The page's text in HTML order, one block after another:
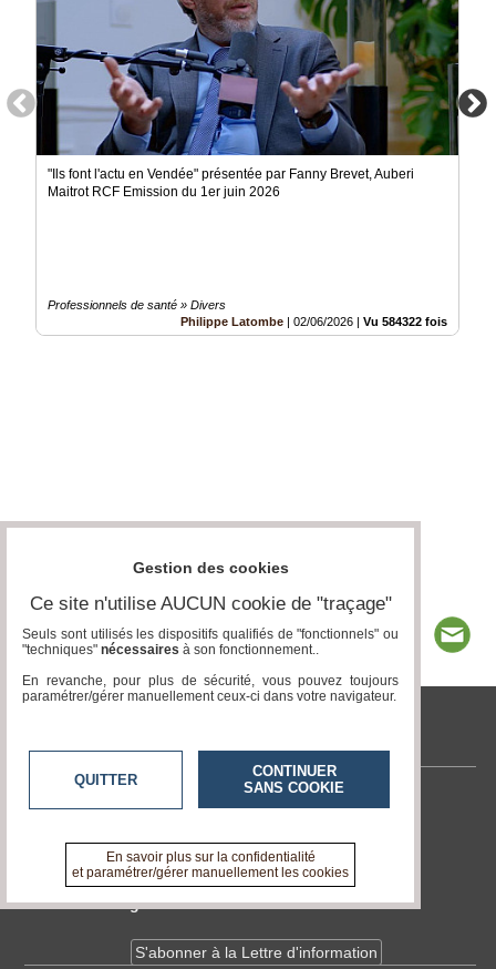
"Ils font l'actu en Vendée" présentée par Fanny Brevet, Auberi
Maitrot RCF Emission du 1er juin 2026
Professionnels de santé » Divers
Philippe Latombe | 02/06/2026 | Vu 584322 fois
tvlocale.fr
Contactez-nous
A propos de tvlocale.fr
Devenir délégué
S'abonner à la Lettre d'information
Gestion des cookies
Ce site n'utilise AUCUN cookie de "traçage"
Seuls sont utilisés les dispositifs qualifiés de "fonctionnels" ou
"techniques" nécessaires à son fonctionnement..
En revanche, pour plus de sécurité, vous pouvez toujours
paramétrer/gérer manuellement ceux-ci dans votre navigateur.
QUITTER
CONTINUER
SANS COOKIE
En savoir plus sur la confidentialité
et paramétrer/gérer manuellement les cookies